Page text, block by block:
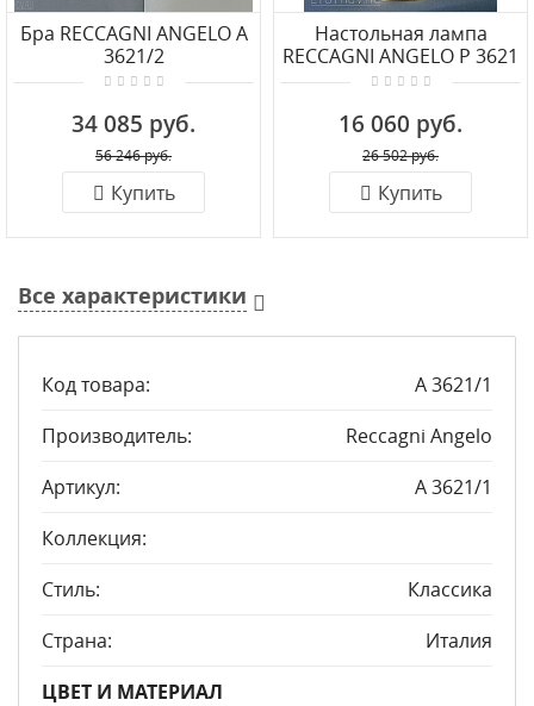
Бра RECCAGNI ANGELO A
3621/2
34 085 руб.
56 246 руб.
Купить
Настольная лампа
RECCAGNI ANGELO P 3621
16 060 руб.
26 502 руб.
Купить
Все характеристики
Код товара:
A 3621/1
Производитель:
Reccagni Angelo
Артикул:
A 3621/1
Коллекция:
Стиль:
Классика
Страна:
Италия
ЦВЕТ И МАТЕРИАЛ